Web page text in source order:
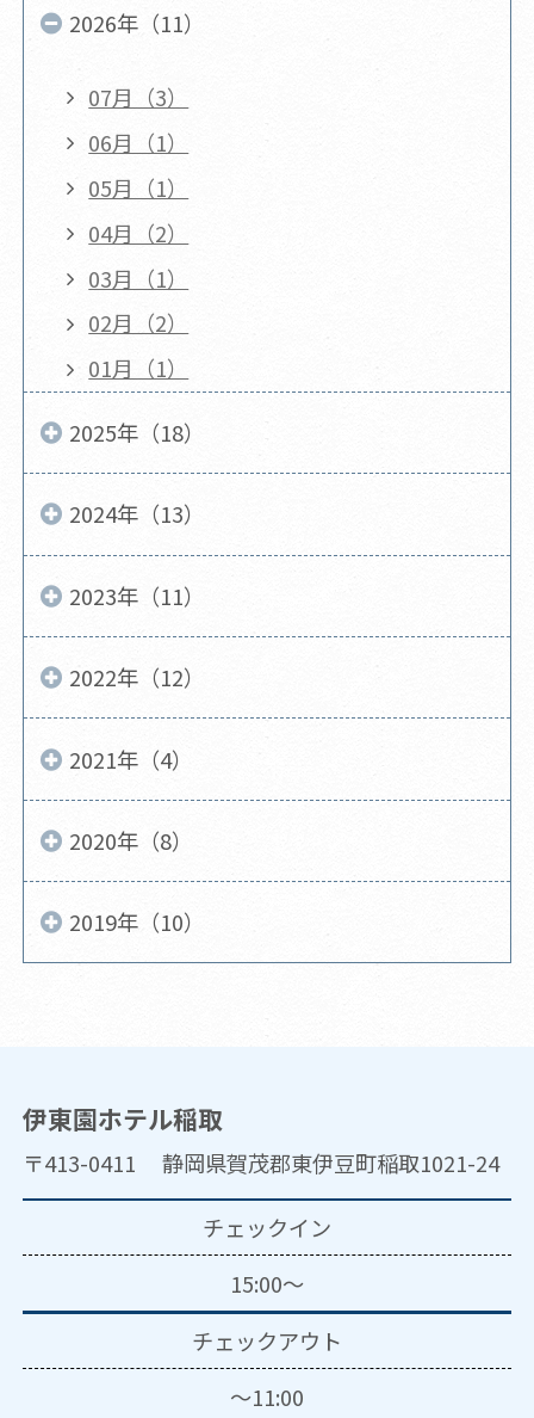
2026年（11）
07月（3）
06月（1）
05月（1）
04月（2）
03月（1）
02月（2）
01月（1）
2025年（18）
2024年（13）
2023年（11）
2022年（12）
2021年（4）
2020年（8）
2019年（10）
伊東園ホテル稲取
〒413-0411 静岡県賀茂郡東伊豆町稲取1021-24
チェックイン
15:00～
チェックアウト
～11:00